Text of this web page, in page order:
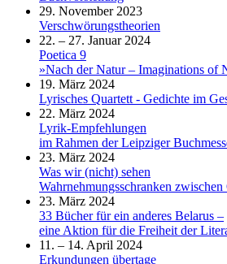
29. November 2023
Verschwörungstheorien
22. – 27. Januar 2024
Poetica 9
»Nach der Natur – Imaginations of
19. März 2024
Lyrisches Quartett - Gedichte im
22. März 2024
Lyrik-Empfehlungen
im Rahmen der Leipziger
23. März 2024
Was wir (nicht) sehen
Wahrnehmungsschranken zwischen
23. März 2024
33 Bücher für ein anderes Belarus –
eine Aktion für die Freiheit der
11. – 14. April 2024
Erkundungen übertage